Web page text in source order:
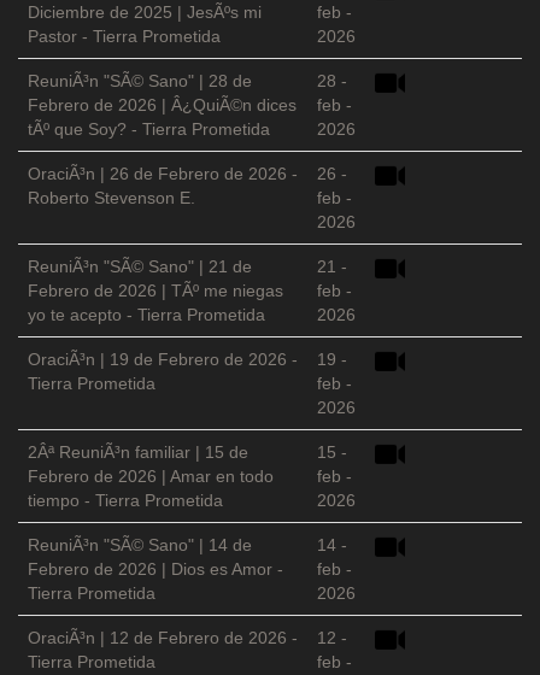
Diciembre de 2025 | JesÃºs mi
Pastor - Tierra Prometida
feb -
2026
ReuniÃ³n "SÃ© Sano" | 28 de
Febrero de 2026 | Â¿QuiÃ©n dices
tÃº que Soy? - Tierra Prometida
28 -
feb -
2026
OraciÃ³n | 26 de Febrero de 2026 -
Roberto Stevenson E.
26 -
feb -
2026
ReuniÃ³n "SÃ© Sano" | 21 de
Febrero de 2026 | TÃº me niegas
yo te acepto - Tierra Prometida
21 -
feb -
2026
OraciÃ³n | 19 de Febrero de 2026 -
Tierra Prometida
19 -
feb -
2026
2Âª ReuniÃ³n familiar | 15 de
Febrero de 2026 | Amar en todo
tiempo - Tierra Prometida
15 -
feb -
2026
ReuniÃ³n "SÃ© Sano" | 14 de
Febrero de 2026 | Dios es Amor -
Tierra Prometida
14 -
feb -
2026
OraciÃ³n | 12 de Febrero de 2026 -
Tierra Prometida
12 -
feb -